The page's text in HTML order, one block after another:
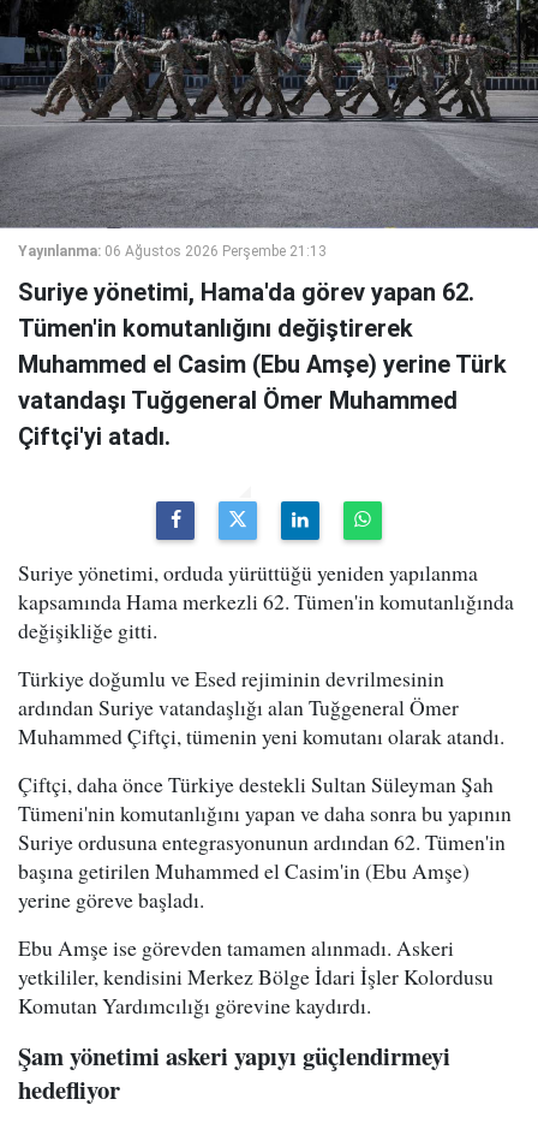
Yayınlanma: 06 Ağustos 2026 Perşembe 21:13
Suriye yönetimi, Hama'da görev yapan 62.
Tümen'in komutanlığını değiştirerek
Muhammed el Casim (Ebu Amşe) yerine Türk
vatandaşı Tuğgeneral Ömer Muhammed
Çiftçi'yi atadı.
Suriye yönetimi, orduda yürüttüğü yeniden yapılanma
kapsamında Hama merkezli 62. Tümen'in komutanlığında
değişikliğe gitti.
Türkiye doğumlu ve Esed rejiminin devrilmesinin
ardından Suriye vatandaşlığı alan Tuğgeneral Ömer
Muhammed Çiftçi, tümenin yeni komutanı olarak atandı.
Çiftçi, daha önce Türkiye destekli Sultan Süleyman Şah
Tümeni'nin komutanlığını yapan ve daha sonra bu yapının
Suriye ordusuna entegrasyonunun ardından 62. Tümen'in
başına getirilen Muhammed el Casim'in (Ebu Amşe)
yerine göreve başladı.
Ebu Amşe ise görevden tamamen alınmadı. Askeri
yetkililer, kendisini Merkez Bölge İdari İşler Kolordusu
Komutan Yardımcılığı görevine kaydırdı.
Şam yönetimi askeri yapıyı güçlendirmeyi
hedefliyor